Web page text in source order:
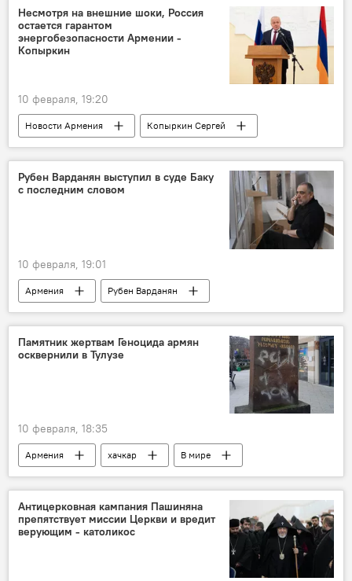
Несмотря на внешние шоки, Россия
остается гарантом
энергобезопасности Армении -
Копыркин
10 февраля, 19:20
Новости Армения
Копыркин Сергей
Политика
Рубен Варданян выступил в суде Баку
с последним словом
10 февраля, 19:01
Армения
Рубен Варданян
Политика
Новости Армения
Памятник жертвам Геноцида армян
осквернили в Тулузе
10 февраля, 18:35
Армения хачкар
В мире
Новости Армения
Антицерковная кампания Пашиняна
препятствует миссии Церкви и вредит
верующим - католикос